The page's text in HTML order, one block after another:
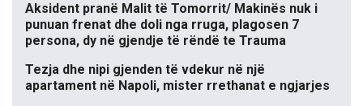
Aksident pranë Malit të Tomorrit/ Makinës nuk i
punuan frenat dhe doli nga rruga, plagosen 7
persona, dy në gjendje të rëndë te Trauma
Tezja dhe nipi gjenden të vdekur në një
apartament në Napoli, mister rrethanat e ngjarjes